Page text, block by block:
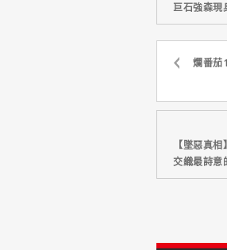
巨石強森現
爛番茄
【墜惡真
交織最詩意